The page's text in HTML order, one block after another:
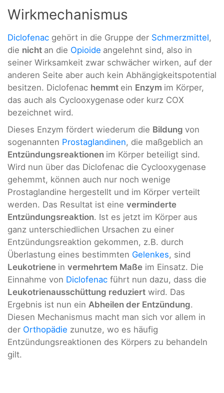
Wirkmechanismus
Diclofenac gehört in die Gruppe der Schmerzmittel,
die nicht an die Opioide angelehnt sind, also in
seiner Wirksamkeit zwar schwächer wirken, auf der
anderen Seite aber auch kein Abhängigkeitspotential
besitzen. Diclofenac hemmt ein Enzym im Körper,
das auch als Cyclooxygenase oder kurz COX
bezeichnet wird.
Dieses Enzym fördert wiederum die Bildung von
sogenannten Prostaglandinen, die maßgeblich an
Entzündungsreaktionen im Körper beteiligt sind.
Wird nun über das Diclofenac die Cyclooxygenase
gehemmt, können auch nur noch wenige
Prostaglandine hergestellt und im Körper verteilt
werden. Das Resultat ist eine verminderte
Entzündungsreaktion. Ist es jetzt im Körper aus
ganz unterschiedlichen Ursachen zu einer
Entzündungsreaktion gekommen, z.B. durch
Überlastung eines bestimmten Gelenkes, sind
Leukotriene in vermehrtem Maße im Einsatz. Die
Einnahme von Diclofenac führt nun dazu, dass die
Leukotrienausschüttung reduziert wird. Das
Ergebnis ist nun ein Abheilen der Entzündung.
Diesen Mechanismus macht man sich vor allem in
der Orthopädie zunutze, wo es häufig
Entzündungsreaktionen des Körpers zu behandeln
gilt.